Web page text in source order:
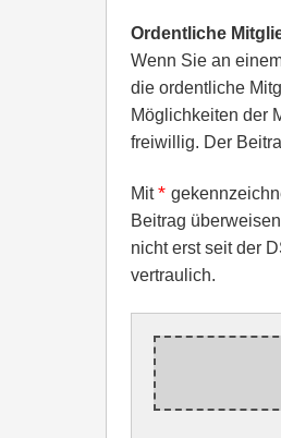
Ordentliche
Wenn Sie an
die ordentliche
Möglichkeiten der
freiwillig. Der
Mit*
Beitrag
nicht erst seit der
vertraulich.